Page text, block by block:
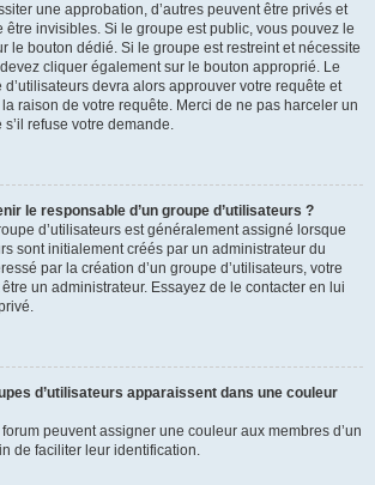
une approbation, d’autres peuvent être privés et
être invisibles. Si le groupe est public, vous pouvez le
le bouton dédié. Si le groupe est restreint et nécessite
cliquer également sur le bouton approprié. Le
devra alors approuver votre requête et
raison de votre requête. Merci de ne pas harceler un
refuse votre demande.
le responsable d’un groupe d’utilisateurs ?
d’utilisateurs est généralement assigné lorsque
sont initialement créés par un administrateur du
par la création d’un groupe d’utilisateurs, votre
un administrateur. Essayez de le contacter en lui
d’utilisateurs apparaissent dans une couleur
peuvent assigner une couleur aux membres d’un
de faciliter leur identification.